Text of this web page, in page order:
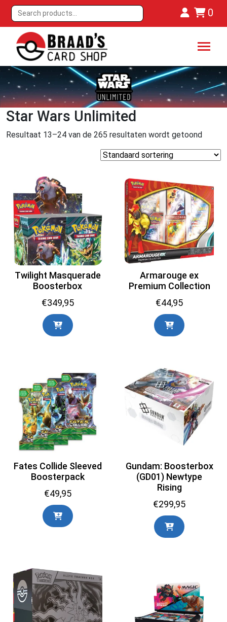
0
Star Wars Unlimited
Resultaat 13–24 van de 265 resultaten wordt getoond
Twilight Masquerade
Boosterbox
€349,95
Armarouge ex
Premium Collection
€44,95
Fates Collide Sleeved
Boosterpack
€49,95
Gundam: Boosterbox
(GD01) Newtype
Rising
€299,95